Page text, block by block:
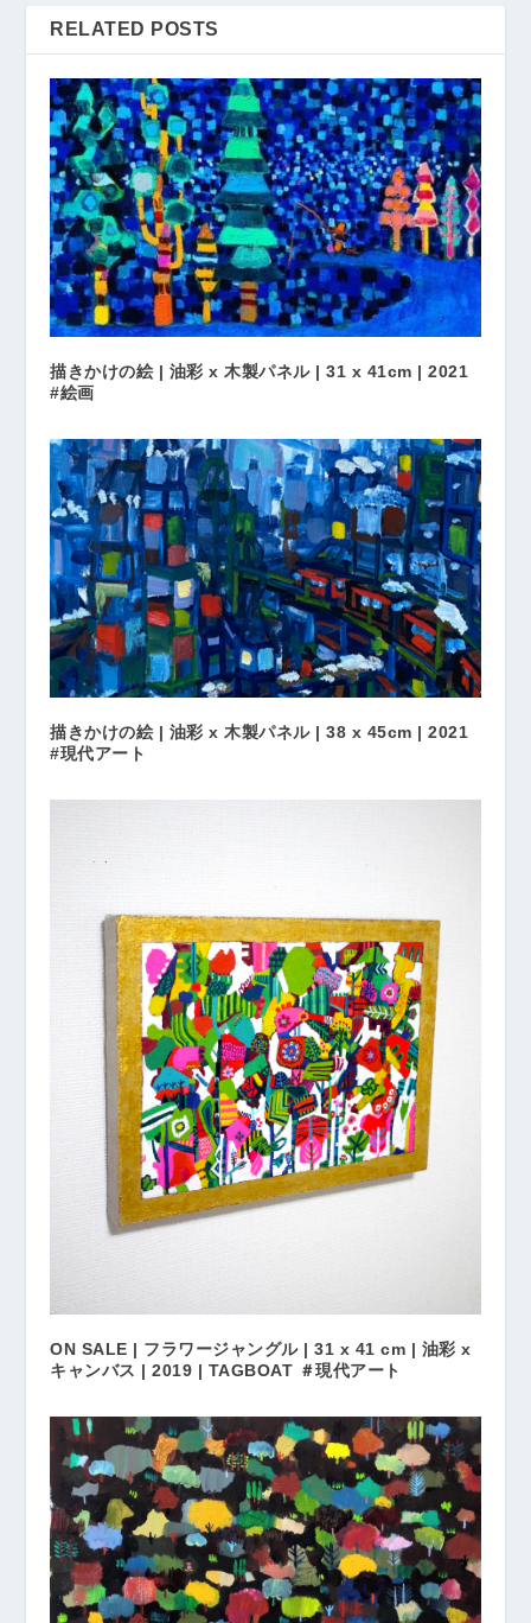
RELATED POSTS
描きかけの絵 | 油彩 x 木製パネル | 31 x 41cm | 2021
#絵画
描きかけの絵 | 油彩 x 木製パネル | 38 x 45cm | 2021
#現代アート
ON SALE | フラワージャングル | 31 x 41 cm | 油彩 x
キャンバス | 2019 | TAGBOAT ＃現代アート